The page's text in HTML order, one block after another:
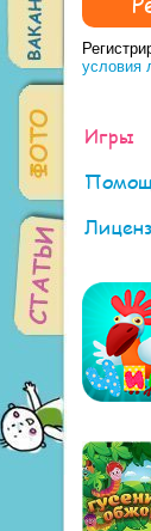
условия
Игры